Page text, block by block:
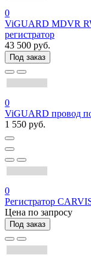
0
ViGUARD MDVR
регистратор
43 500 руб.
Под заказ
0
ViGUARD провод
1 550 руб.
0
Регистратор
Цена по запросу
Под заказ